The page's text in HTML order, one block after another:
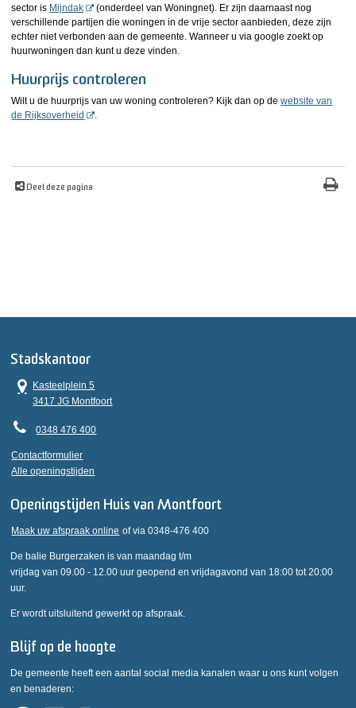
sector is Mijndak
(onderdeel van Woningnet). Er zijn daarnaast nog
verschillende partijen die woningen in de vrije sector aanbieden, deze zijn
echter niet verbonden aan de gemeente. Wanneer u via google zoekt op
huurwoningen dan kunt u deze vinden.
Huurprijs controleren
Wilt u de huurprijs van uw woning controleren? Kijk dan op dewebsite van
de Rijksoverheid
.
Deel deze pagina
Stadskantoor
Kasteelplein 5
3417 JG Montfoort
0348 476 400
Contactformulier
Alle openingstijden
Openingstijden Huis van Montfoort
Maak uw afspraak online of via 0348-476 400
De balie Burgerzaken is van maandag t/m
vrijdag van 09.00 - 12.00 uur geopend en vrijdagavond van 18:00 tot 20:00
uur.
Er wordt uitsluitend gewerkt op afspraak.
Blijf op de hoogte
De gemeente heeft een aantal social media kanalen waar u ons kunt volgen
en benaderen: